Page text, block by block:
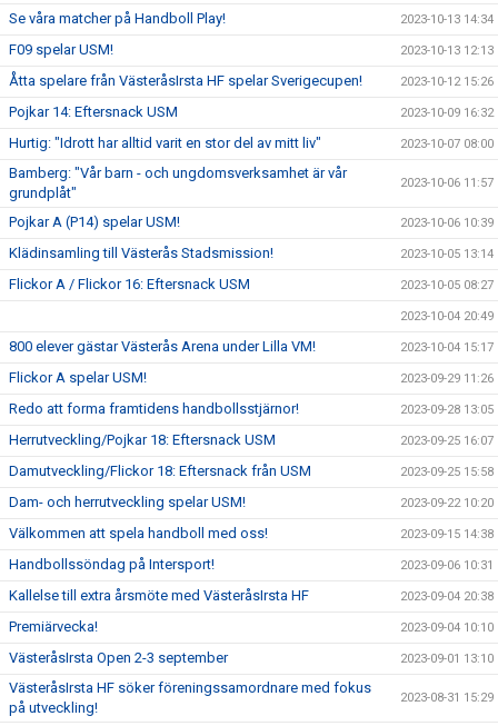
Se våra matcher på Handboll Play! 2023-10-13 14:34
F09 spelar USM! 2023-10-13 12:13
Åtta spelare från VästeråsIrsta HF spelar Sverigecupen! 2023-10-12 15:26
Pojkar 14: Eftersnack USM 2023-10-09 16:32
Hurtig: "Idrott har alltid varit en stor del av mitt liv" 2023-10-07 08:00
Bamberg: "Vår barn - och ungdomsverksamhet är vår
grundplåt"
2023-10-06 11:57
Pojkar A (P14) spelar USM! 2023-10-06 10:39
Klädinsamling till Västerås Stadsmission! 2023-10-05 13:14
Flickor A / Flickor 16: Eftersnack USM 2023-10-05 08:27
2023-10-04 20:49
800 elever gästar Västerås Arena under Lilla VM! 2023-10-04 15:17
Flickor A spelar USM! 2023-09-29 11:26
Redo att forma framtidens handbollsstjärnor! 2023-09-28 13:05
Herrutveckling/Pojkar 18: Eftersnack USM 2023-09-25 16:07
Damutveckling/Flickor 18: Eftersnack från USM 2023-09-25 15:58
Dam- och herrutveckling spelar USM! 2023-09-22 10:20
Välkommen att spela handboll med oss! 2023-09-15 14:38
Handbollssöndag på Intersport! 2023-09-06 10:31
Kallelse till extra årsmöte med VästeråsIrsta HF 2023-09-04 20:38
Premiärvecka! 2023-09-04 10:10
VästeråsIrsta Open 2-3 september 2023-09-01 13:10
VästeråsIrsta HF söker föreningssamordnare med fokus
på utveckling!
2023-08-31 15:29